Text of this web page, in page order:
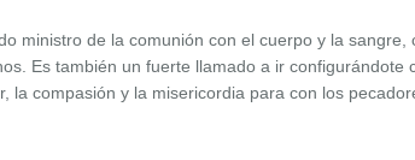
ministro de la comunión con el cuerpo y la sangre,
Es también un fuerte llamado a ir configurándote
la compasión y la misericordia para con los